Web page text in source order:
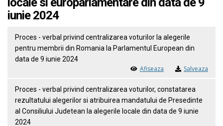
iunie 2024
Proces - verbal privind centralizarea voturilor la alegerile
pentru membrii din Romania la Parlamentul European din
data de 9 iunie 2024
Afiseaza Salveaza
Proces - verbal privind centralizarea voturilor, constatarea
rezultatului alegerilor si atribuirea mandatului de Presedinte
al Consiliului Judetean la alegerile locale din data de 9 iunie
2024